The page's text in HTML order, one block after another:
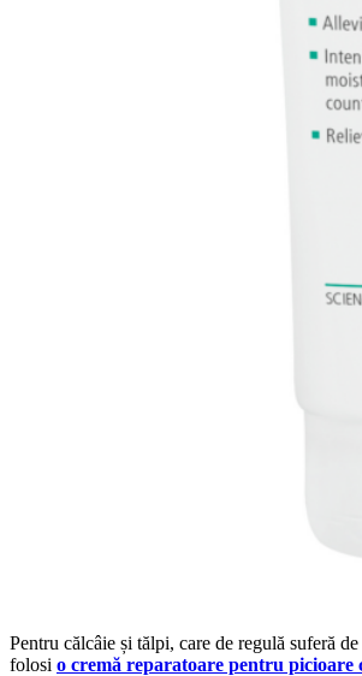
Pentru călcâie și tălpi, care de regulă suferă
folosi o cremă reparatoare pentru picioare